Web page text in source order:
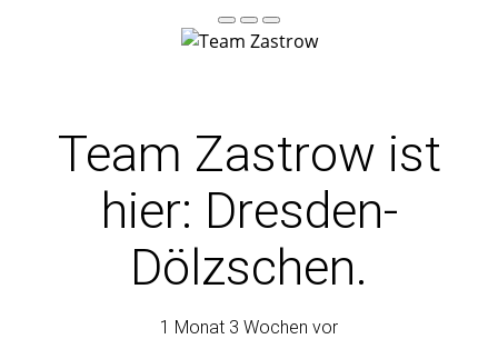
Team Zastrow ist
hier: Dresden-
Dölzschen.
1 Monat 3 Wochen vor